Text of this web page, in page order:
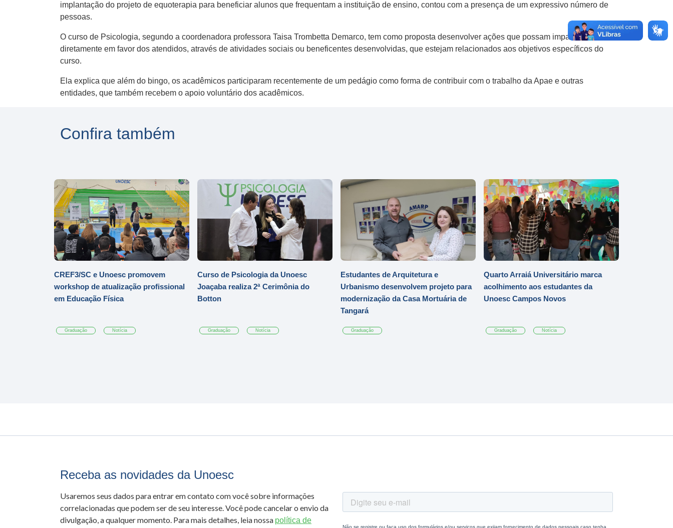
implantação do projeto de equoterapia para beneficiar alunos que frequentam a instituição de ensino, contou com a presença de um expressivo número de
pessoas.
O curso de Psicologia, segundo a coordenadora professora Taisa Trombetta Demarco, tem como proposta desenvolver ações que possam impactar
diretamente em favor dos atendidos, através de atividades sociais ou beneficentes desenvolvidas, que estejam relacionados aos objetivos específicos do
curso.
Ela explica que além do bingo, os acadêmicos participaram recentemente de um pedágio como forma de contribuir com o trabalho da Apae e outras
entidades, que também recebem o apoio voluntário dos acadêmicos.
Confira também
CREF3/SC e Unoesc promovem
workshop de atualização profissional
em Educação Física
Graduação Notícia
Curso de Psicologia da Unoesc
Joaçaba realiza 2ª Cerimônia do
Botton
Graduação Notícia
Estudantes de Arquitetura e
Urbanismo desenvolvem projeto para
modernização da Casa Mortuária de
Tangará
Graduação
Quarto Arraiá Universitário marca
acolhimento aos estudantes da
Unoesc Campos Novos
Graduação Notícia
Receba as novidades da Unoesc
Usaremos seus dados para entrar em contato com você sobre informações
correlacionadas que podem ser de seu interesse. Você pode cancelar o envio da
divulgação, a qualquer momento. Para mais detalhes, leia nossa política de